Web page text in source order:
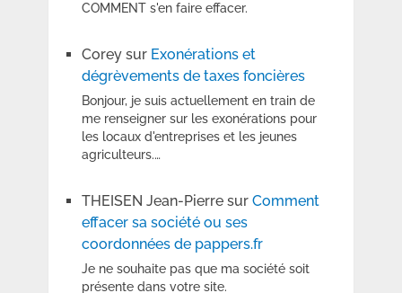
COMMENT s'en faire effacer.
Coreysur Exonérations et
dégrèvements de taxes foncières
Bonjour, je suis actuellement en train de
me renseigner sur les exonérations pour
les locaux d'entreprises et les jeunes
agriculteurs.…
THEISEN Jean-Pierresur Comment
effacer sa société ou ses
coordonnées de pappers.fr
Je ne souhaite pas que ma société soit
présente dans votre site.